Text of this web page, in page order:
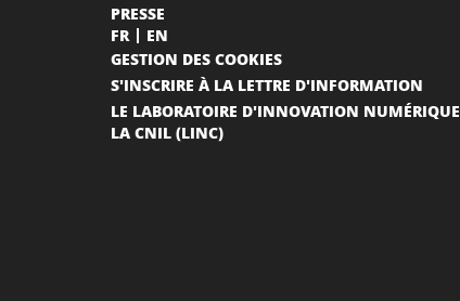
PRESSE
FR
EN
GESTION DES COOKIES
S'INSCRIRE À LA LETTRE D'INFORMATION
LE LABORATOIRE D'INNOVATION
LA CNIL (LINC)